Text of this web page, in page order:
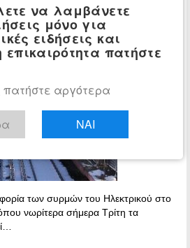
– Αποκαταστάθηκε η
Ηλεκτρικό
11:04 -
Tuesday, 8
των συρμών του Ηλεκτρικού στο
νωρίτερα σήμερα Τρίτη τα
να λαμβάνετε
μόνο για
ειδήσεις και
επικαιρότητα πατήστε
πατήστε αργότερα
ΝΑΙ